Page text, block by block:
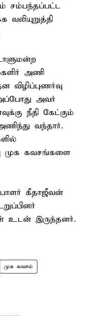
சம்பந்தப்பட்ட
அணி
விழிப்புணர்வு
அப்போது அவர்
நீதி கேட்கும்
வந்தார்.
முக கவசங்களை
கீதாஜீவன்
உடன் இருந்தனர்.
முக கவசம்